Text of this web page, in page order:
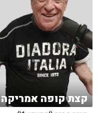
קצת קופה אמריקה